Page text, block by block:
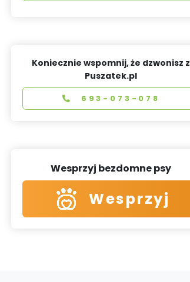
Koniecznie wspomnij, że dzwonisz z
Puszatek.pl
693-073-078
Wesprzyj bezdomne psy
Wesprzyj